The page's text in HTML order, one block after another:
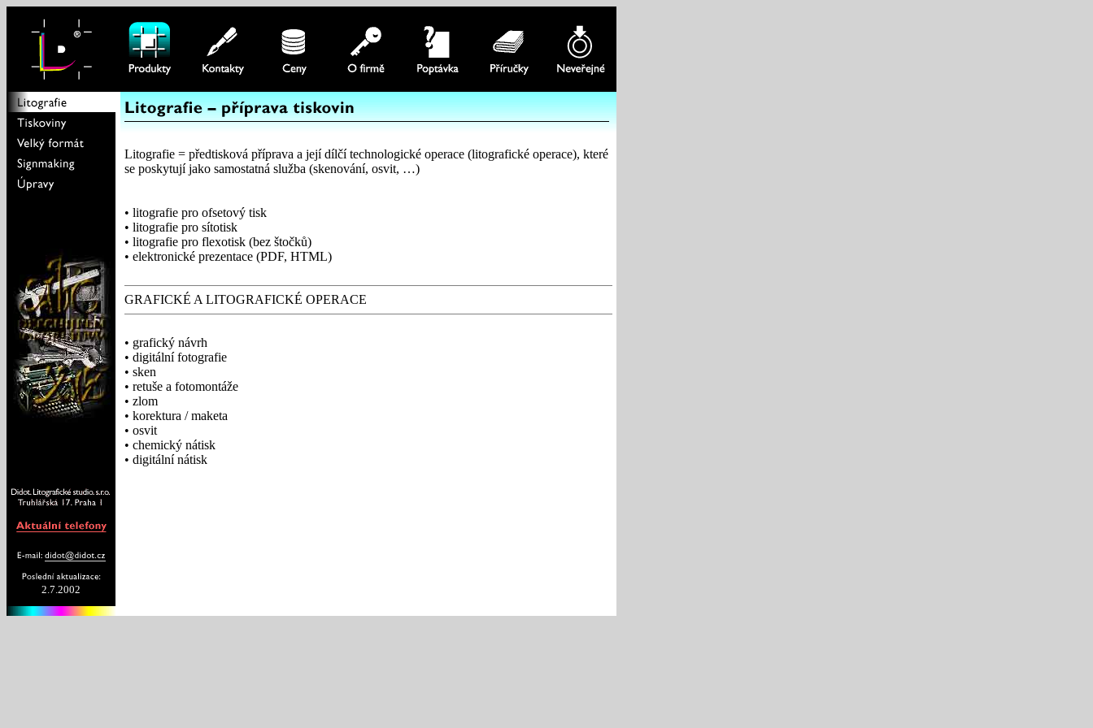
Litografie = předtisková příprava a její dílčí technologické operace (litografické operace), které
se poskytují jako samostatná služba (skenování, osvit, …)
• litografie pro ofsetový tisk
• litografie pro sítotisk
• litografie pro flexotisk (bez štočků)
• elektronické prezentace (PDF, HTML)
GRAFICKÉ A LITOGRAFICKÉ OPERACE
• grafický návrh
• digitální fotografie
• sken
• retuše a fotomontáže
• zlom
• korektura / maketa
• osvit
• chemický nátisk
• digitální nátisk
2.7.2002